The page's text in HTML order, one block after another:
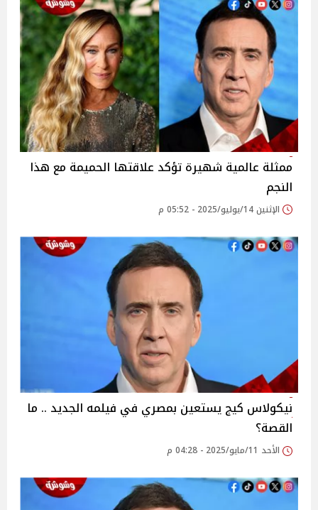
ممثلة عالمية شهيرة تؤكد علاقتها الحميمة مع هذا
النجم
الإثنين 14/يوليو/2025 - 05:52 م
نيكولاس كيج يستعين بمصري في فيلمه الجديد .. ما
القصة؟
الأحد 11/مايو/2025 - 04:28 م